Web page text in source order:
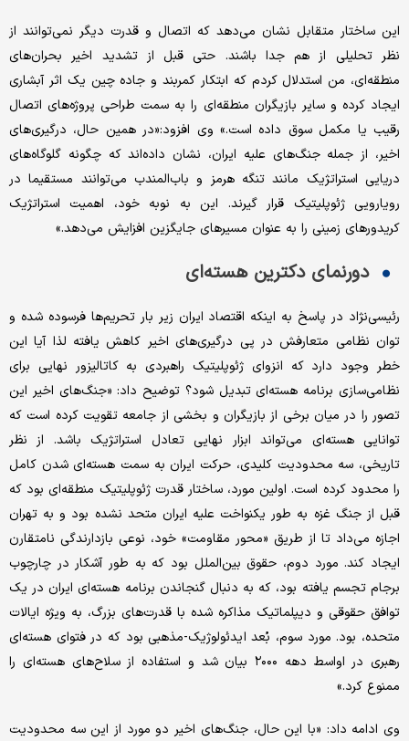
این ساختار متقابل نشان می‌دهد که اتصال و قدرت دیگر نمی‌توانند از
نظر تحلیلی از هم جدا باشند. حتی قبل از تشدید اخیر بحران‌های
منطقه‌ای، من استدلال کردم که ابتکار کمربند و جاده چین یک اثر آبشاری
ایجاد کرده و سایر بازیگران منطقه‌ای را به سمت طراحی پروژه‌های اتصال
رقیب یا مکمل سوق داده است.» وی افزود:«در همین حال، درگیری‌های
اخیر، از جمله جنگ‌های علیه ایران، نشان داده‌اند که چگونه گلوگاه‌های
دریایی استراتژیک مانند تنگه هرمز و باب‌المندب می‌توانند مستقیما در
رویارویی ژئوپلیتیک قرار گیرند. این به نوبه خود، اهمیت استراتژیک
کریدورهای زمینی را به عنوان مسیرهای جایگزین افزایش می‌دهد.»
دورنمای دکترین هسته‌ای
رئیسی‌نژاد در پاسخ به اینکه اقتصاد ایران زیر بار تحریم‌ها فرسوده شده و
توان نظامی متعارفش در پی درگیری‌های اخیر کاهش یافته لذا آیا این
خطر وجود دارد که انزوای ژئوپلیتیک راهبردی به کاتالیزور نهایی برای
نظامی‌سازی برنامه هسته‌ای تبدیل شود؟ توضیح داد: «جنگ‌های اخیر این
تصور را در میان برخی از بازیگران و بخشی از جامعه تقویت کرده است که
توانایی هسته‌ای می‌تواند ابزار نهایی تعادل استراتژیک باشد. از نظر
تاریخی، سه محدودیت کلیدی، حرکت ایران به سمت هسته‌ای شدن کامل
را محدود کرده است. اولین مورد، ساختار قدرت ژئوپلیتیک منطقه‌ای بود که
قبل از جنگ غزه به طور یکنواخت علیه ایران متحد نشده بود و به تهران
اجازه می‌داد تا از طریق «محور مقاومت» خود، نوعی بازدارندگی نامتقارن
ایجاد کند. مورد دوم، حقوق بین‌الملل بود که به طور آشکار در چارچوب
برجام تجسم یافته بود، که به دنبال گنجاندن برنامه هسته‌ای ایران در یک
توافق حقوقی و دیپلماتیک مذاکره شده با قدرت‌های بزرگ، به ویژه ایالات
متحده، بود. مورد سوم، بُعد ایدئولوژیک-مذهبی بود که در فتوای هسته‌ای
رهبری در اواسط دهه ۲۰۰۰ بیان شد و استفاده از سلاح‌های هسته‌ای را
ممنوع کرد.»
وی ادامه داد: «با این حال، جنگ‌های اخیر دو مورد از این سه محدودیت